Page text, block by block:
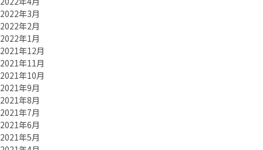
2022年3月
2022年2月
2022年1月
2021年12月
2021年11月
2021年10月
2021年9月
2021年8月
2021年7月
2021年6月
2021年5月